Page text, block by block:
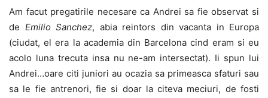
Am facut pregatirile necesare ca Andrei sa fie observat si
de Emilio Sanchez, abia reintors din vacanta in Europa
(ciudat, el era la academia din Barcelona cind eram si eu
acolo luna trecuta insa nu ne-am intersectat). Ii spun lui
Andrei…oare citi juniori au ocazia sa primeasca sfaturi sau
sa le fie antrenori, fie si doar la citeva meciuri, de fosti